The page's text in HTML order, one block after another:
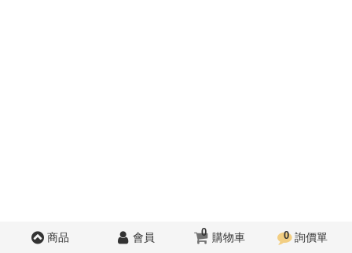
商品 會員 0 購物車 0 詢價單